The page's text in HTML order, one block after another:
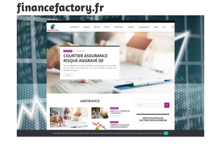
financefactory.fr